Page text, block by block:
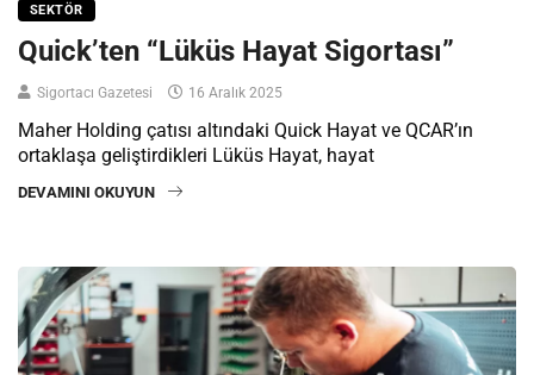
SEKTÖR
Quick’ten “Lüküs Hayat Sigortası”
Sigortacı Gazetesi 16 Aralık 2025
Maher Holding çatısı altındaki Quick Hayat ve QCAR’ın
ortaklaşa geliştirdikleri Lüküs Hayat, hayat
DEVAMINI OKUYUN